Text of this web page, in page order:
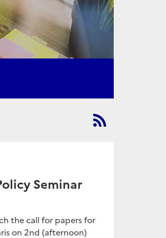
Seminar
the call for papers for
on 2nd (afternoon)